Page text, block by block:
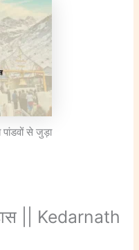
से जुड़ा
|| Kedarnath